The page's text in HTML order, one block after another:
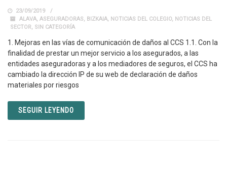
23/09/2019
ALAVA, ASEGURADORAS, BIZKAIA, NOTICIAS DEL COLEGIO, NOTICIAS DEL
SECTOR, SIN CATEGORÍA
1. Mejoras en las vías de comunicación de daños al CCS 1.1. Con la
finalidad de prestar un mejor servicio a los asegurados, a las
entidades aseguradoras y a los mediadores de seguros, el CCS ha
cambiado la dirección IP de su web de declaración de daños
materiales por riesgos
SEGUIR LEYENDO